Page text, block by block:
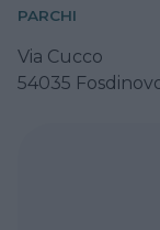
PARCHI
Via Cucco
54035